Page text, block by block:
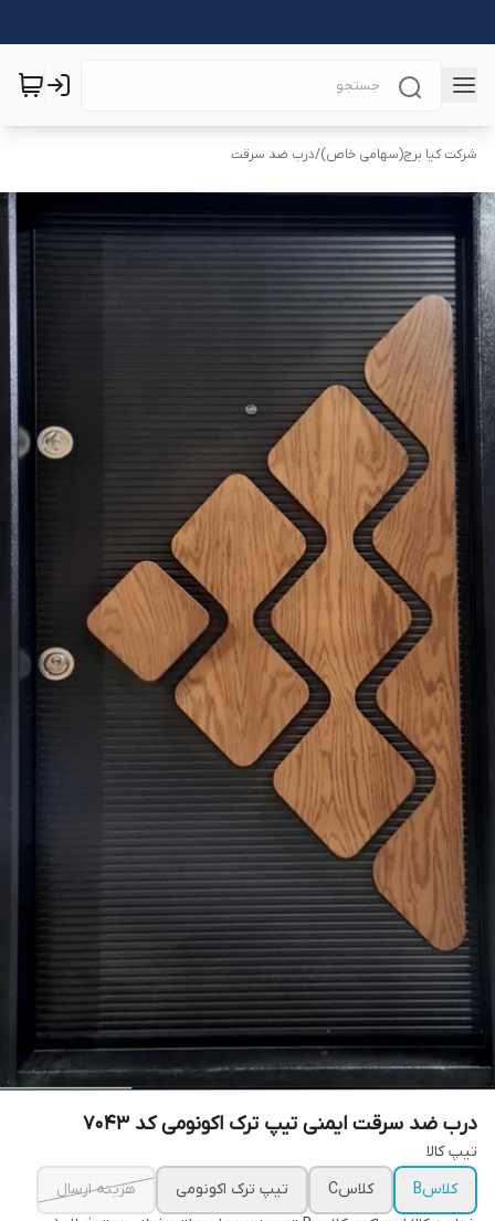
شرکت کیا برج(سهامی خاص)/درب ضد سرقت
درب ضد سرقت ایمنی تیپ ترک اکونومی کد ۷۰۴۳
تیپ کالا
کلاسB
کلاسC تیپ ترک اکونومی
هزینه ارسال